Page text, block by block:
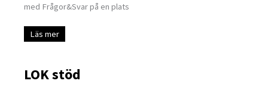
med Frågor&Svar på en plats
Grenförbund
Läs mer
LOK stöd